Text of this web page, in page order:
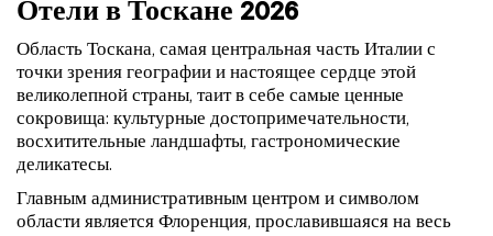
Отели в Тоскане 2026
Область Тоскана, самая центральная часть Италии с
точки зрения географии и настоящее сердце этой
великолепной страны, таит в себе самые ценные
сокровища: культурные достопримечательности,
восхитительные ландшафты, гастрономические
деликатесы.
Главным административным центром и символом
области является Флоренция, прославившаяся на весь